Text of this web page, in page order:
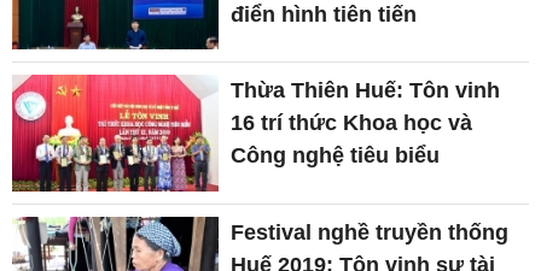
điển hình tiên tiến
Thừa Thiên Huế: Tôn vinh
16 trí thức Khoa học và
Công nghệ tiêu biểu
Festival nghề truyền thống
Huế 2019: Tôn vinh sự tài